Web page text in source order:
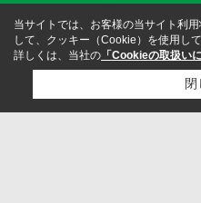
当サイトでは、お客様の当サイト利
して、クッキー（Cookie）を使用して
詳しくは、当社の 「Cookieの取扱い
閉